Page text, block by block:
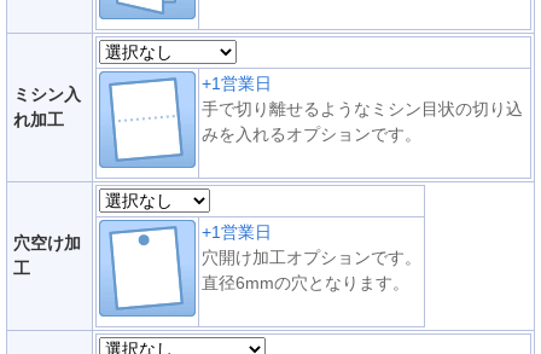
ミシン入
れ加工
+1営業日
手で切り離せるようなミシン目状の切り込
みを入れるオプションです。
穴空け加
工
+1営業日
穴開け加工オプションです。
直径6mmの穴となります。